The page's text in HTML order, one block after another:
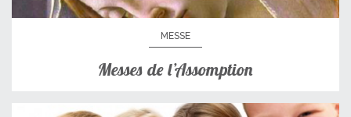
MESSE
Messes de l’Assomption